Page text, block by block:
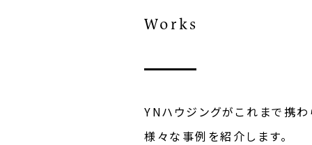
Works
YNハウジングがこれまで携
様々な事例を紹介します。